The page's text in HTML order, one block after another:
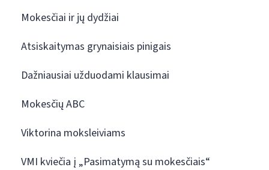
Mokesčiai ir jų dydžiai
Atsiskaitymas grynaisiais pinigais
Dažniausiai užduodami klausimai
Mokesčių ABC
Viktorina moksleiviams
VMI kviečia į „Pasimatymą su mokesčiais“